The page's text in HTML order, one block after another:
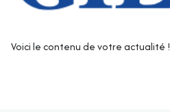
Voici le contenu de votre actualité !